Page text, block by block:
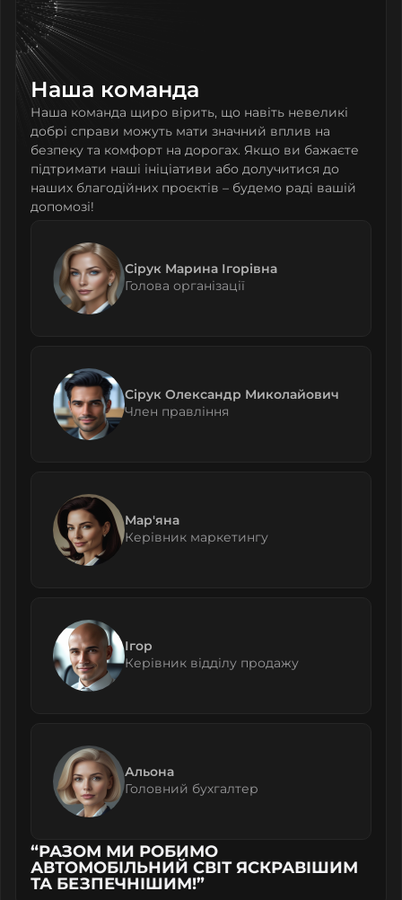
Наша команда
Наша команда щиро вірить, що навіть невеликі
добрі справи можуть мати значний вплив на
безпеку та комфорт на дорогах. Якщо ви бажаєте
підтримати наші ініціативи або долучитися до
наших благодійних проєктів – будемо раді вашій
допомозі!
Сірук Марина Ігорівна
Голова організації
Сірук Олександр Миколайович
Член правління
Мар'яна
Керівник маркетингу
Ігор
Керівник відділу продажу
Альона
Головний бухгалтер
“РАЗОМ МИ РОБИМО
АВТОМОБІЛЬНИЙ СВІТ ЯСКРАВІШИМ
ТА БЕЗПЕЧНІШИМ!”